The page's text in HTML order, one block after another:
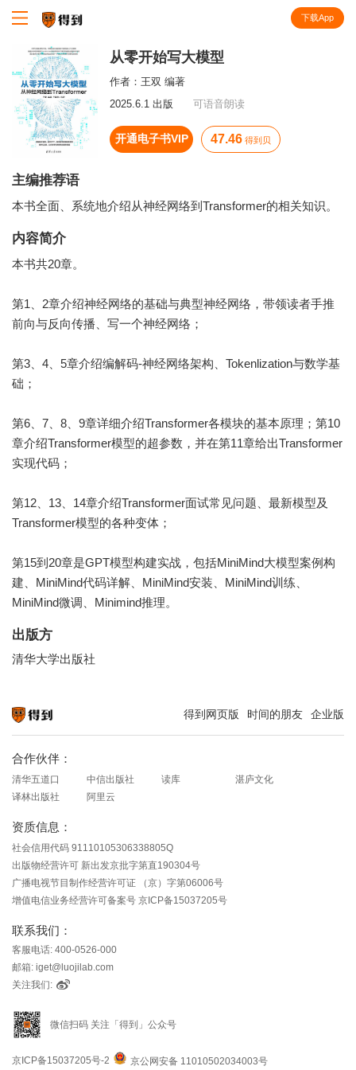
下载App
从零开始写大模型
作者： 王双 编著
2025.6.1 出版
可语音朗读
开通电子书VIP 47.46 得到贝
主编推荐语
本书全面、系统地介绍从神经网络到Transformer的相关知识。
内容简介
本书共20章。
第1、2章介绍神经网络的基础与典型神经网络，带领读者手推
前向与反向传播、写一个神经网络；
第3、4、5章介绍编解码-神经网络架构、Tokenlization与数学基
础；
第6、7、8、9章详细介绍Transformer各模块的基本原理；第10
章介绍Transformer模型的超参数，并在第11章给出Transformer
实现代码；
第12、13、14章介绍Transformer面试常见问题、最新模型及
Transformer模型的各种变体；
第15到20章是GPT模型构建实战，包括MiniMind大模型案例构
建、MiniMind代码详解、MiniMind安装、MiniMind训练、
MiniMind微调、Minimind推理。
出版方
清华大学出版社
得到网页版 时间的朋友 企业版
合作伙伴：
清华五道口 中信出版社 读库
湛庐文化
译林出版社
阿里云
资质信息：
社会信用代码 91110105306338805Q
出版物经营许可 新出发京批字第直190304号
广播电视节目制作经营许可证 （京）字第06006号
增值电信业务经营许可备案号 京ICP备15037205号
联系我们：
客服电话: 400-0526-000
邮箱: iget@luojilab.com
关注我们:
微信扫码 关注「得到」公众号
京ICP备15037205号-2 京公网安备 11010502034003号